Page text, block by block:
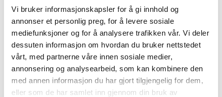
Vi bruker informasjonskapsler for å gi innhold og
annonser et personlig preg, for å levere sosiale
mediefunksjoner og for å analysere trafikken vår. Vi deler
dessuten informasjon om hvordan du bruker nettstedet
vårt, med partnerne våre innen sosiale medier,
annonsering og analysearbeid, som kan kombinere den
med annen informasjon du har gjort tilgjengelig for dem,
eller som de har samlet inn gjennom din bruk av
Helene Fiskerstrand
Kontorsjef
helene@vadset.no